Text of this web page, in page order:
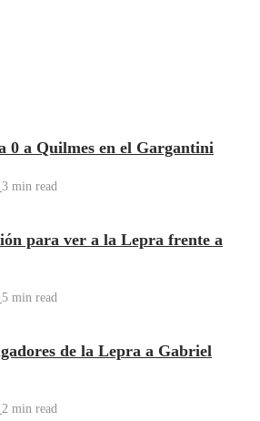
0 a Quilmes en el Gargantini
3 min read
para ver a la Lepra frente a
5 min read
de la Lepra a Gabriel
2 min read